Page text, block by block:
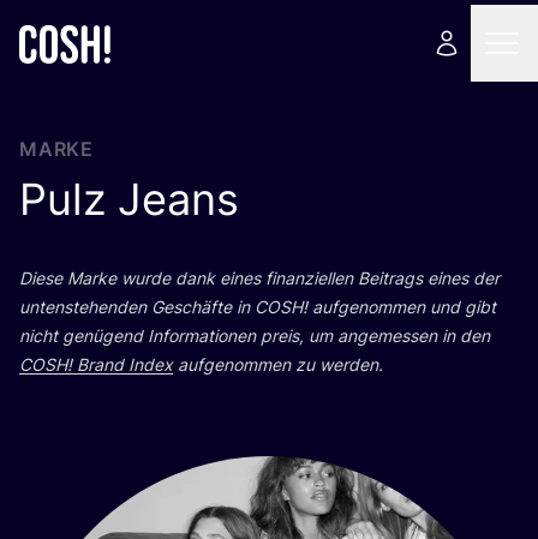
MARKE
Pulz Jeans
Die­se Mar­ke wur­de dank eines finan­zi­el­len Bei­trags eines der
unten­ste­hen­den Geschäf­te in COSH! auf­ge­nom­men und gibt
nicht genü­gend Infor­ma­tio­nen preis, um ange­mes­sen in den
COSH! Brand Indexauf­ge­nom­men zu werden.